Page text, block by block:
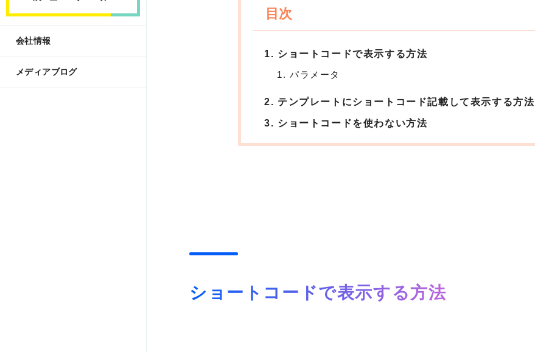
ショートコードで表示する方法
パラメータ
テンプレートにショートコード記載して表示する方法
ショートコードを使わない方法
ショートコードで表示する方法
会社情報
メディアブログ